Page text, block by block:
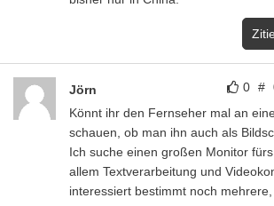
0 #
Jörn
Könnt ihr den Fernseher mal an
schauen, ob man ihn auch als
Ich suche einen großen Monitor
allem Textverarbeitung und
interessiert bestimmt noch